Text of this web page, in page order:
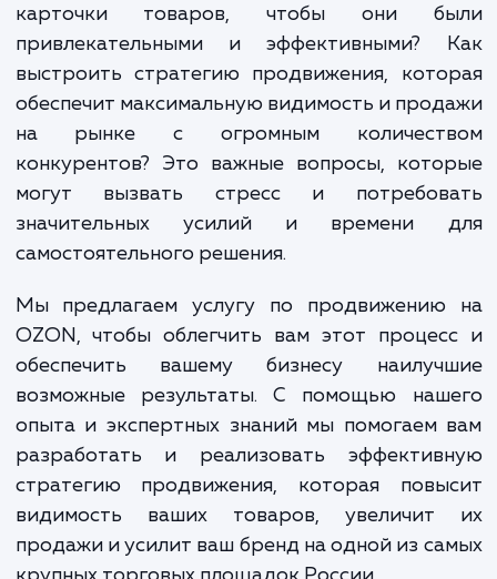
принести ряд проблем и вопросов,
если вы не знакомы с тонкостями
платформы. Как оформить и
карточки товаров, чтобы они
привлекательными и эффективными?
выстроить стратегию продвижения,
обеспечит максимальную видимость и
на рынке с огромным
могут вызвать стресс и
значительных усилий и времени
самостоятельного решения.
Мы предлагаем услугу по
OZON, чтобы облегчить вам этот
обеспечить вашему бизнесу
возможные результаты. С помощью